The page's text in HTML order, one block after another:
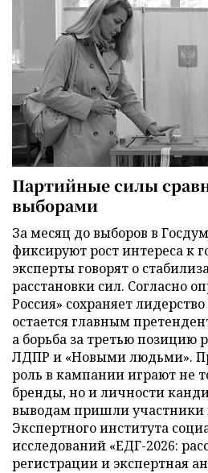
Партийные силы
выборами
За месяц до выборов в
фиксируют рост интереса к
эксперты говорят о
расстановки сил. Согласно
Россия» сохраняет
остается главным
а борьба за третью позицию
ЛДПР и «Новыми людьми».
роль в кампании играют не
бренды, но и личности
выводам пришли участники
Экспертного института
исследований «ЕДГ-2026:
регистрации и экспертная